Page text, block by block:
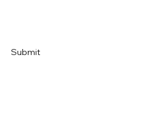
Submit